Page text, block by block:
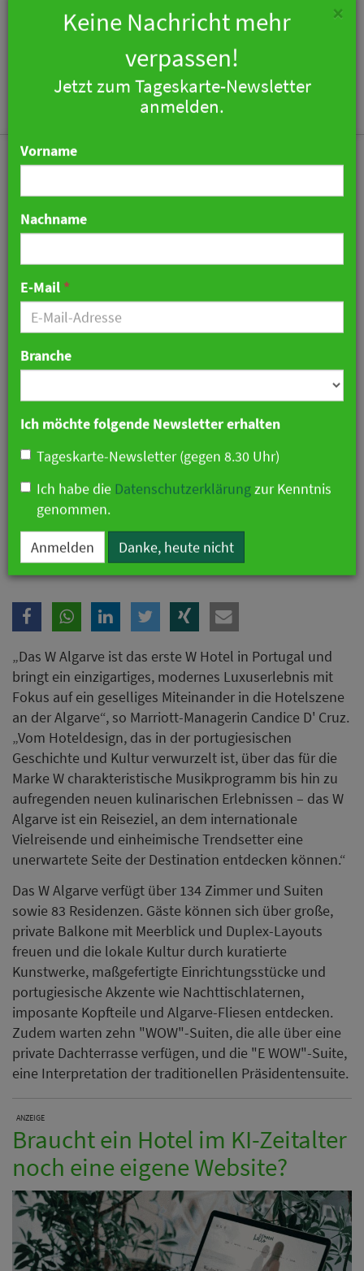
W Hotels eröffnen W
Algarve
01. Juni 2022 17:09 Uhr
W Hotels eröffnen W Algarve
„Das W Algarve ist das erste W Hotel in Portugal und
bringt ein einzigartiges, modernes Luxuserlebnis mit
Fokus auf ein geselliges Miteinander in die Hotelszene
an der Algarve“, so Marriott-Managerin Candice D' Cruz.
„Vom Hoteldesign, das in der portugiesischen
Geschichte und Kultur verwurzelt ist, über das für die
Marke W charakteristische Musikprogramm bis hin zu
aufregenden neuen kulinarischen Erlebnissen – das W
Algarve ist ein Reiseziel, an dem internationale
Vielreisende und einheimische Trendsetter eine
unerwartete Seite der Destination entdecken können.“
Das W Algarve verfügt über 134 Zimmer und Suiten
sowie 83 Residenzen. Gäste können sich über große,
private Balkone mit Meerblick und Duplex-Layouts
freuen und die lokale Kultur durch kuratierte
Kunstwerke, maßgefertigte Einrichtungsstücke und
portugiesische Akzente wie Nachttischlaternen,
imposante Kopfteile und Algarve-Fliesen entdecken.
Zudem warten zehn "WOW"-Suiten, die alle über eine
private Dachterrasse verfügen, und die "E WOW"-Suite,
eine Interpretation der traditionellen Präsidentensuite.
ANZEIGE
Braucht ein Hotel im KI-Zeitalter
noch eine eigene Website?
Keine Nachricht mehr
verpassen!
Jetzt zum Tageskarte-Newsletter
Vorname
Nachname
E-Mail*
Branche
Ich habe die
Anmelden Danke, heute nicht